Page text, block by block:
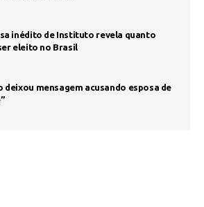
inédito de Instituto revela quanto
eleito no Brasil
deixou mensagem acusando esposa de